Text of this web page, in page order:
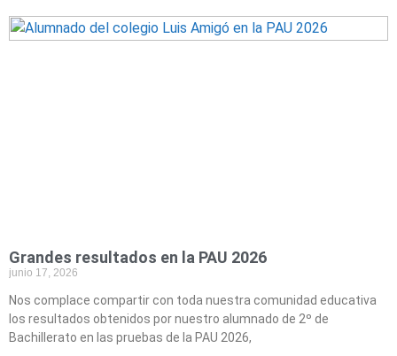
Grandes resultados en la PAU 2026
junio 17, 2026
Nos complace compartir con toda nuestra comunidad educativa
los resultados obtenidos por nuestro alumnado de 2º de
Bachillerato en las pruebas de la PAU 2026,